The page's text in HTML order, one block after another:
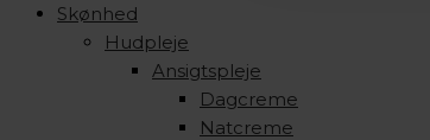
Skønhed
Hudpleje
Ansigtspleje
Dagcreme
Natcreme